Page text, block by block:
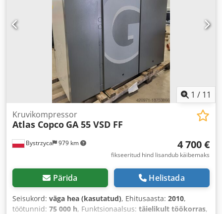
1 / 11
Bystrzyca 979 km
Kruvikompressor
Atlas Copco GA 55 VSD FF
4 700 €
fikseeritud hind lisandub käibemaks
Pärida Helistada
Seisukord: väga hea (kasutatud), Ehitusaasta: 2010,
töötunnid: 75 000 h, Funktsionaalsus: täielikult töökorras,